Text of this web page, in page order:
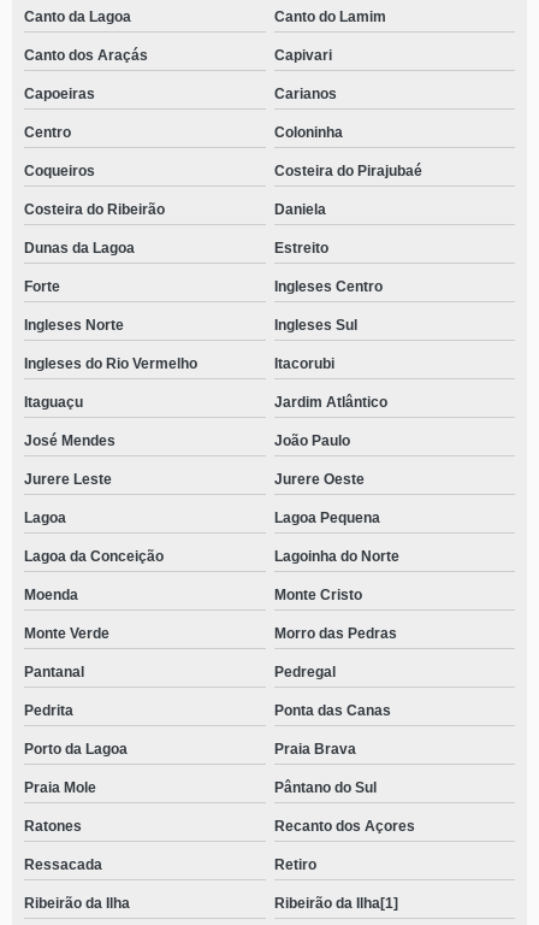
Canto da Lagoa Canto do Lamim
Canto dos Araçás Capivari
Capoeiras Carianos
Centro Coloninha
Coqueiros Costeira do Pirajubaé
Costeira do Ribeirão Daniela
Dunas da Lagoa Estreito
Forte Ingleses Centro
Ingleses Norte Ingleses Sul
Ingleses do Rio Vermelho Itacorubi
Itaguaçu Jardim Atlântico
José Mendes João Paulo
Jurere Leste Jurere Oeste
Lagoa Lagoa Pequena
Lagoa da Conceição Lagoinha do Norte
Moenda Monte Cristo
Monte Verde Morro das Pedras
Pantanal Pedregal
Pedrita Ponta das Canas
Porto da Lagoa Praia Brava
Praia Mole Pântano do Sul
Ratones Recanto dos Açores
Ressacada Retiro
Ribeirão da Ilha Ribeirão da Ilha[1]